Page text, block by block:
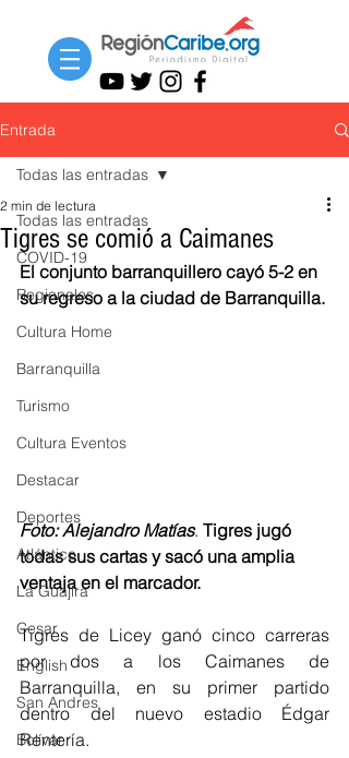
Entrada
Todas las entradas
COVID-19
Regionales
Cultura Home
Barranquilla
Turismo
Cultura Eventos
Destacar
Deportes
Atlántico
La Guajira
Cesar
English
San Andres
Bolívar
Todas las entradas
Tigres se comió a Caimanes
2 min de lectura
El conjunto barranquillero cayó 5-2 en
su regreso a la ciudad de Barranquilla.
Foto: Alejandro Matías. Tigres jugó
todas sus cartas y sacó una amplia
ventaja en el marcador.
Tigres de Licey ganó cinco carreras
por dos a los Caimanes de
Barranquilla, en su primer partido
dentro del nuevo estadio Édgar
Rentería.